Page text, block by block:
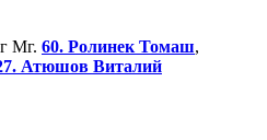
Мг. 60. Ролинек Томаш,
Атюшов Виталий